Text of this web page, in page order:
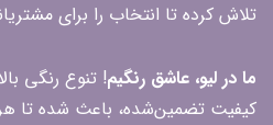
تلاش کرده تا انتخاب را برای
ما در لیو، عاشق رنگیم! تنوع رنگی
کیفیت تضمین‌شده، باعث شده تا هر